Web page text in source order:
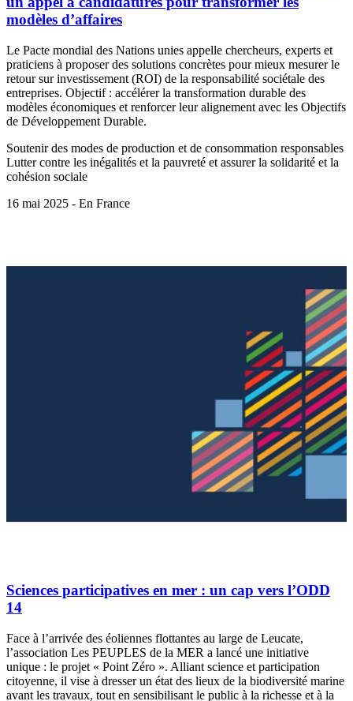
modèles d’affaires
Le Pacte mondial des Nations unies appelle chercheurs, experts et
praticiens à proposer des solutions concrètes pour mieux mesurer le
retour sur investissement (ROI) de la responsabilité sociétale des
entreprises. Objectif : accélérer la transformation durable des
modèles économiques et renforcer leur alignement avec les Objectifs
de Développement Durable.
Soutenir des modes de production et de consommation responsables
Lutter contre les inégalités et la pauvreté et assurer la solidarité et la
cohésion sociale
16 mai 2025 - En France
Sciences participatives en mer : un cap vers l’ODD
14
Face à l’arrivée des éoliennes flottantes au large de Leucate,
l’association Les PEUPLES de la MER a lancé une initiative
unique : le projet « Point Zéro ». Alliant science et participation
citoyenne, il vise à dresser un état des lieux de la biodiversité marine
avant les travaux, tout en sensibilisant le public à la richesse et à la